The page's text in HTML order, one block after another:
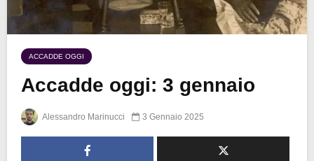
ACCADDE OGGI
Accadde oggi: 3 gennaio
Alessandro Marinucci 3 Gennaio 2025